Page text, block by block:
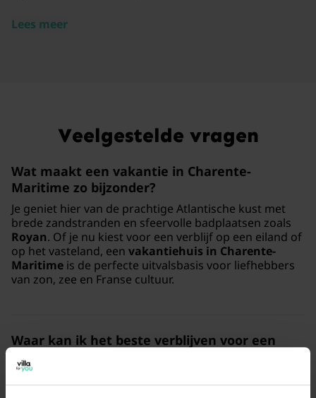
Lees meer
Veelgestelde vragen
Wat maakt een vakantie in Charente-
Maritime zo bijzonder?
Je geniet hier van de prachtige Atlantische kust met
brede zandstranden en sfeervolle badplaatsen zoals
Royan. Of je nu kiest voor een verblijf op een eiland of
op het vasteland, een vakantiehuis in Charente-
Maritime is de perfecte uitvalsbasis voor liefhebbers
van zon, zee en Franse cultuur.
Waar kan ik het beste verblijven voor een
vakantie aan de kust?